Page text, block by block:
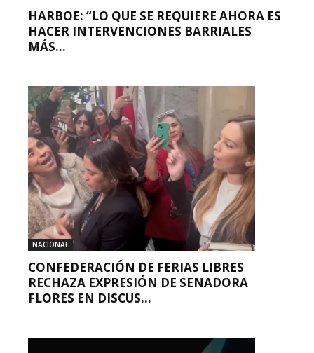
HARBOE: “LO QUE SE REQUIERE AHORA ES
HACER INTERVENCIONES BARRIALES
MÁS...
NACIONAL
CONFEDERACIÓN DE FERIAS LIBRES
RECHAZA EXPRESIÓN DE SENADORA
FLORES EN DISCUS...